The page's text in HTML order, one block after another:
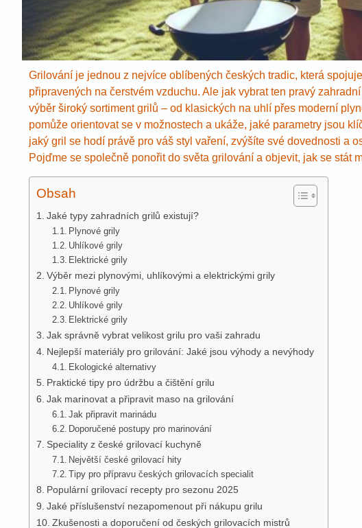
Grilování je jednou z nejvíce oblíbených českých tradic, která
připravených na čerstvém vzduchu. Ale jak vybrat ten pravý
výběr široký sortiment grilů – od klasických na uhlí přes moderní
pomůže orientovat se v možnostech a ukáže, jaké parametry jsou
jaký gril se hodí právě pro váš styl vaření, zvýšíte své dovednosti a
Pojďme se společně ponořit do světa grilování a objevit, jak se stát
Obsah
Jaké typy zahradních grilů existují?
Plynové grily
Uhlíkové grily
Elektrické grily
Výběr mezi plynovými, uhlíkovými a elektrickými grily
Plynové grily
Uhlíkové grily
Elektrické grily
Jak správně vybrat velikost grilu pro vaši zahradu
Nejlepší materiály pro grilování: Jaké jsou výhody a nevýhody
Ekologické alternativy
Praktické tipy pro údržbu a čištění grilu
Jak marinovat a připravit maso na grilování
Jak připravit marinádu
Doporučené postupy pro marinování
Speciality z české grilovací kuchyně
Největší české grilovací hity
Tipy pro přípravu českých grilovacích specialit
Populární grilovací recepty pro sezonu 2025
Jaké příslušenství nezapomenout při nákupu grilu
Zkušenosti a doporučení od českých grilovacích mistrů